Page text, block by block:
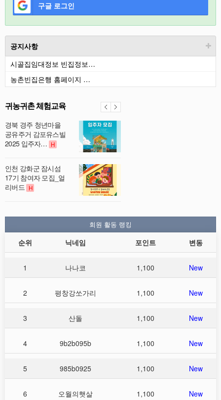
구글 로그인
공지사항
시골집임대정보 빈집정보…
농촌빈집은행 홈페이지 …
귀농귀촌 체험교육
경북 경주 청년마을
공유주거 감포유스빌
2025 입주자… H
인천 강화군 잠시섬
17기 참여자 모집_얼
리버드 H
회원 활동 랭킹
순위 닉네임 포인트 변동
1 나나코 1,100 New
2 평창강쏘가리 1,100 New
3 산돌 1,100 New
4 9b2b095b 1,100 New
5 985b0925 1,100 New
6 오월의햇살 1,100 New